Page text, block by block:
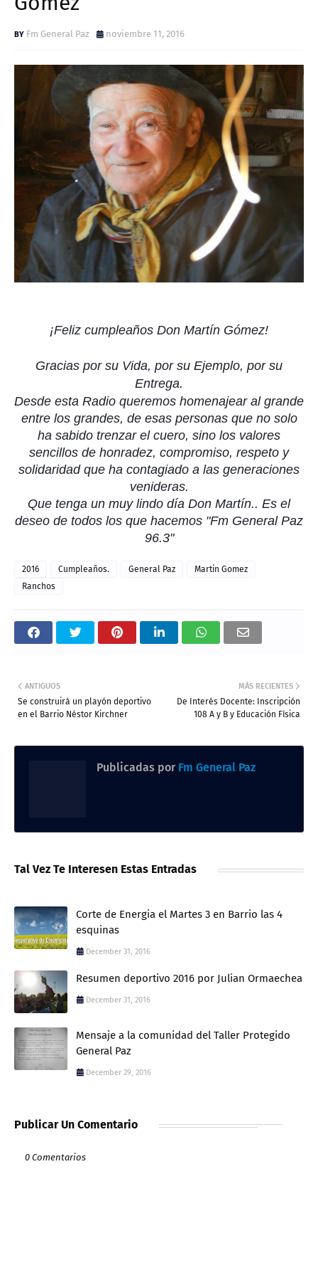
Fm General Paz noviembre 11, 2016
¡Feliz cumpleaños Don Martín Gómez!
Gracias por su Vida, por su Ejemplo, por su
Entrega.
Desde esta Radio queremos homenajear al grande
entre los grandes, de esas personas que no solo
ha sabido trenzar el cuero, sino los valores
sencillos de honradez, compromiso, respeto y
solidaridad que ha contagiado a las generaciones
venideras.
Que tenga un muy lindo día Don Martín.. Es el
deseo de todos los que hacemos "Fm General Paz
96.3"
2016 Cumpleaños. General Paz
Martin Gomez
Ranchos
MÁS RECIENTES
De Interés Docente: Inscripción
108 A y B y Educación Física
ANTIGUOS
Se construirá un playón deportivo
en el Barrio Néstor Kirchner
Publicadas por Fm General Paz
Tal Vez Te Interesen Estas Entradas
Corte de Energia el Martes 3 en Barrio las 4
esquinas
December 31, 2016
Resumen deportivo 2016 por Julian Ormaechea
December 31, 2016
Mensaje a la comunidad del Taller Protegido
General Paz
December 29, 2016
Publicar Un Comentario
0 Comentarios